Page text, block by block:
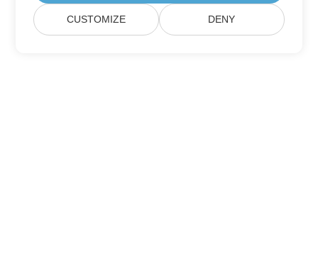
CUSTOMIZE DENY